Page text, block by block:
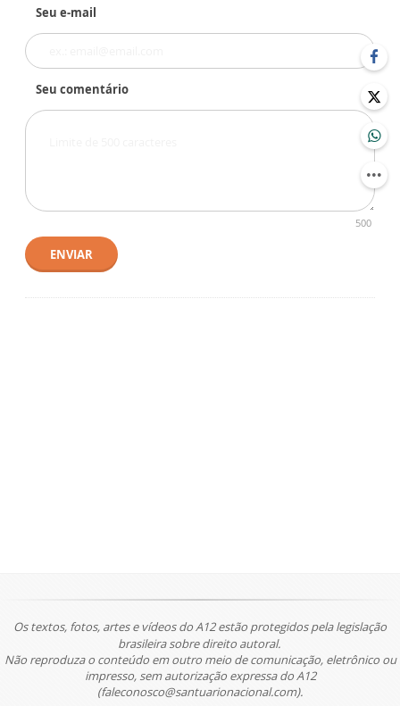
Seu e-mail
Seu comentário
500
ENVIAR
Os textos, fotos, artes e vídeos do A12 estão protegidos pela legislação
brasileira sobre direito autoral.
Não reproduza o conteúdo em outro meio de comunicação, eletrônico ou
impresso, sem autorização expressa do A12
(faleconosco@santuarionacional.com).